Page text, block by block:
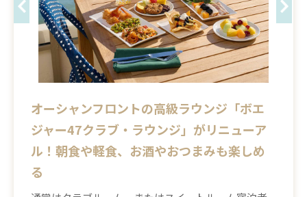
オーシャンフロントの高級ラウンジ「ボエ
ジャー47クラブ・ラウンジ」がリニューア
ル！朝食や軽食、お酒やおつまみも楽しめ
る